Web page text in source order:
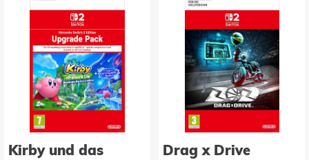
Kirby und das
Drag x Drive